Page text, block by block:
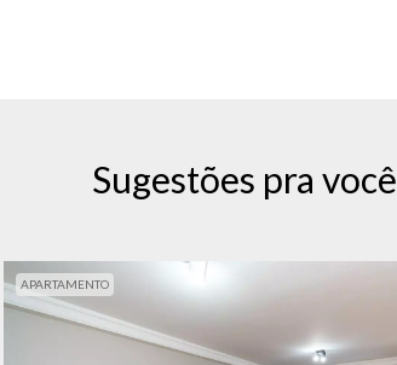
Sugestões pra você
APARTAMENTO